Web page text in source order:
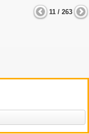
11 / 263